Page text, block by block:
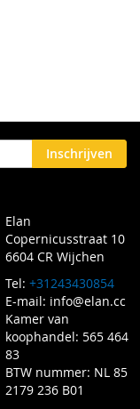
Inschrijven
Elan
Copernicusstraat 10
6604 CR Wijchen
Tel: +31243430854
E-mail: info@elan.cc
Kamer van
koophandel: 565 464
83
BTW nummer: NL 85
2179 236 B01